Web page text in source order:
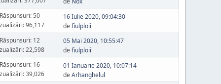
Răspunsuri: 50
96,117
16 Iulie 2020, 09:04:30
de fiulploii
Răspunsuri: 12
22,598
05 Mai 2020, 10:55:47
de fiulploii
Răspunsuri: 16
39,026
01 Ianuarie 2020, 10:07:14
de Arhanghelul